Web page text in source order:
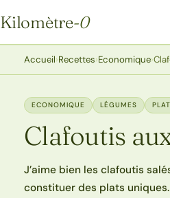
Kilomètre-0
Kilomètre-0
Accueil›Recettes›Economique›
ECONOMIQUE LÉGUMES
Clafoutis
J’aime bien les clafoutis
constituer des plats